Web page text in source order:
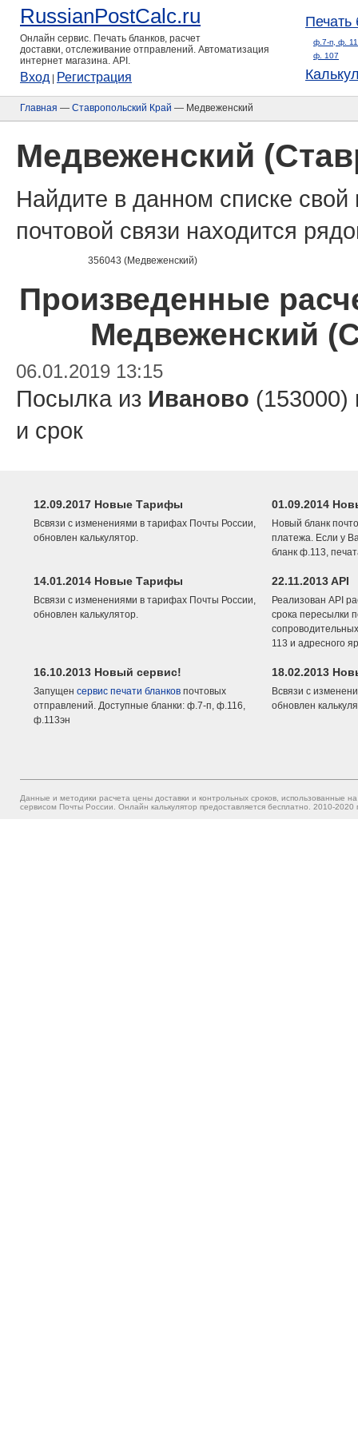
RussianPostCalc.ru
Онлайн сервис. Печать бланков, расчет
доставки, отслеживание отправлений. Автоматизация
интернет магазина. API.
Вход Регистрация
Печать
ф.7-п, ф.
ф. 107
Главная — Ставропольский Край — Медвеженский
Медвеженский
Найдите в данном списке
почтовой связи находится
356043 (Медвеженский)
Произведенные
Медвеженский
06.01.2019 13:15
Посылка из Иваново
и срок
12.09.2017 Новые Тарифы
Всвязи с изменениями в тарифах Почты России,
обновлен калькулятор.
01.09.2014
Новый бланк
платежа. Если у
бланк ф.113,
14.01.2014 Новые Тарифы
Всвязи с изменениями в тарифах Почты России,
обновлен калькулятор.
22.11.2013 API
Реализован API
срока пересылки
113 и адресного
16.10.2013 Новый сервис!
Запущен сервис печати бланков почтовых
отправлений. Доступные бланки: ф.7-п, ф.116,
ф.113эн
18.02.2013
Всвязи с
обновлен
Данные и методики расчета цены доставки и контрольных сроков, использованные
сервисом Почты России. Онлайн калькулятор предоставляется бесплатно. 2010-2020